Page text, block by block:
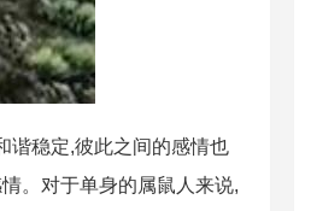
谐稳定,彼此之间的感情也
。对于单身的属鼠人来说,